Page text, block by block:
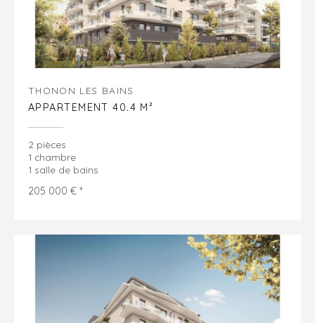
THONON LES BAINS
APPARTEMENT 40.4 M²
2 pièces
1 chambre
1 salle de bains
205 000 € *